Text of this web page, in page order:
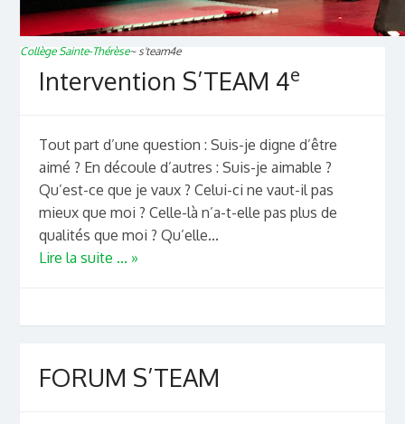
Collège Sainte-Thérèse~ s'team4e
Intervention S’TEAM 4e
Tout part d’une question : Suis-je digne d’être
aimé ? En découle d’autres : Suis-je aimable ?
Qu’est-ce que je vaux ? Celui-ci ne vaut-il pas
mieux que moi ? Celle-là n’a-t-elle pas plus de
qualités que moi ? Qu’elle...
Lire la suite ... »
FORUM S’TEAM